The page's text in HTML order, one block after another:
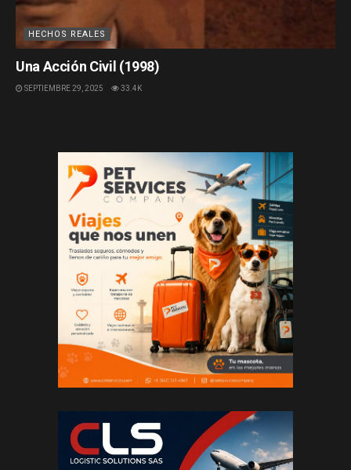
HECHOS REALES
Una Acción Civil (1998)
SEPTIEMBRE 29, 2025 33.4K